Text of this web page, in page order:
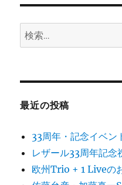
検
索:
最近の投稿
33周年・記念イベ
レザール33周年記
欧州Trio + 1 Liveの